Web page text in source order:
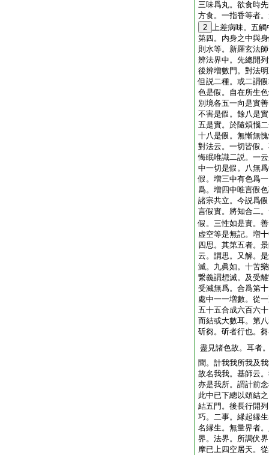
三味爲丸。欲食時
方食。一指香等者
2 上差病味。五
第四。内身之中與
則水等。新羅玄法
辨法界中。先總開
後辨増數門。對法
但説二種。或二謂
色是假。自在所生
別境各五一向是實
不害是假。餘八是
五是實。於隨煩惱
十八是假。無慚無
對法云。一切皆假
悔眠唯識二説。一
中一切是假。八無
假。増三中有色爲
爲。増四中唯言假
諸宗共立。今説爲
言假實。將知合二
假。三性如是實。
虚空等是無記。増
四思。其第五者。
云。謂思。又解。
滅。九眞如。十苦
繋義謂想滅。及受
受滅無爲。合爲第
處中一一増數。從
五十五合成六百六
而結或大數耳。第
斫芻。斫者行也。
盡見諸色故。耳者
聞。計我我所我及
故名我我。基師云
亦是我所。謂計前
此中已下總以頌結
結五門。後長行開
巧。二事。縁起縁
名縁生。無量界者
界。法界。所調伏
摩已上四空居天。